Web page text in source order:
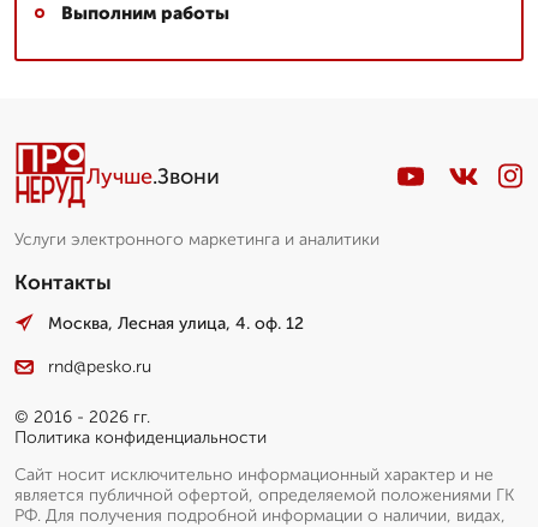
Выполним работы
Лучше.Звони
Услуги электронного маркетинга и аналитики
Контакты
Москва, Лесная улица, 4. оф. 12
rnd@pesko.ru
© 2016 - 2026 гг.
Политика конфиденциальности
Сайт носит исключительно информационный характер и не
является публичной офертой, определяемой положениями ГК
РФ. Для получения подробной информации о наличии, видах,